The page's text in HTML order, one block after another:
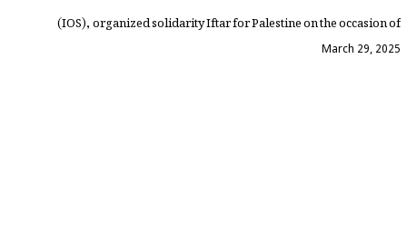
(IOS), organized solidarity Iftar for Palestine on the occasion of
March 29, 2025